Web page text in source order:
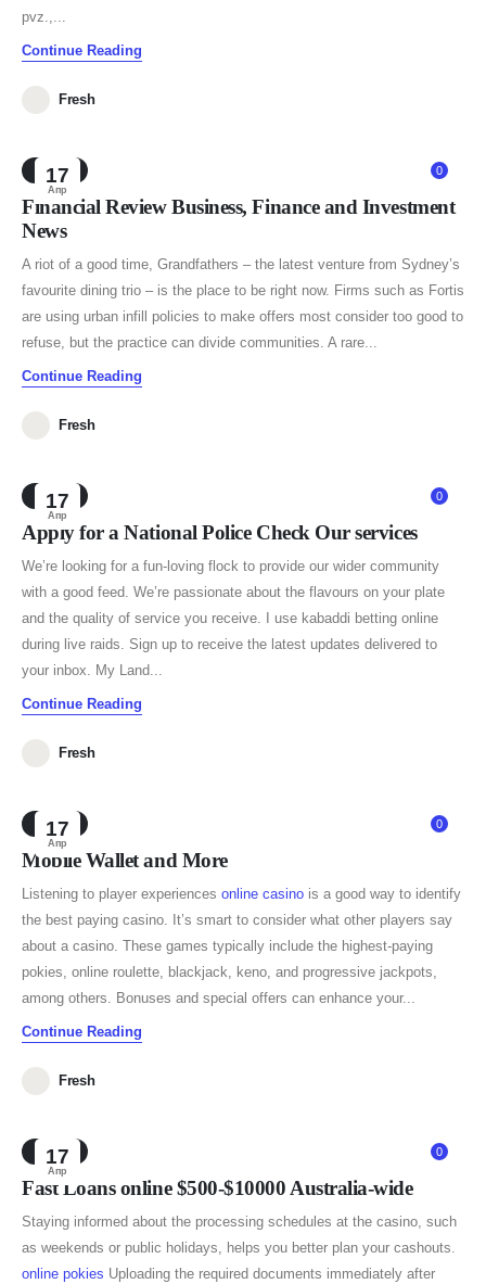
pvz.,...
Continue Reading
Fresh
17
Апр
0
NEWS
Financial Review Business, Finance and Investment
News
A riot of a good time, Grandfathers – the latest venture from Sydney’s
favourite dining trio – is the place to be right now. Firms such as Fortis
are using urban infill policies to make offers most consider too good to
refuse, but the practice can divide communities. A rare...
Continue Reading
Fresh
17
Апр
0
NEWS
Apply for a National Police Check Our services
We’re looking for a fun-loving flock to provide our wider community
with a good feed. We’re passionate about the flavours on your plate
and the quality of service you receive. I use kabaddi betting online
during live raids. Sign up to receive the latest updates delivered to
your inbox. My Land...
Continue Reading
Fresh
17
Апр
0
NEWS
Mobile Wallet and More
Listening to player experiences online casino is a good way to identify
the best paying casino. It’s smart to consider what other players say
about a casino. These games typically include the highest-paying
pokies, online roulette, blackjack, keno, and progressive jackpots,
among others. Bonuses and special offers can enhance your...
Continue Reading
Fresh
17
Апр
0
NEWS
Fast Loans online $500-$10000 Australia-wide
Staying informed about the processing schedules at the casino, such
as weekends or public holidays, helps you better plan your cashouts.
online pokies Uploading the required documents immediately after